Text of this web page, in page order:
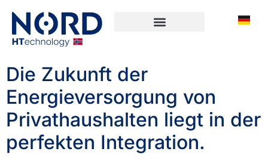
Die Zukunft der
Energieversorgung von
Privathaushalten liegt in der
perfekten Integration.